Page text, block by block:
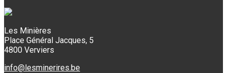
Les Minières
Place Général Jacques, 5
4800 Verviers
info@lesminerires.be